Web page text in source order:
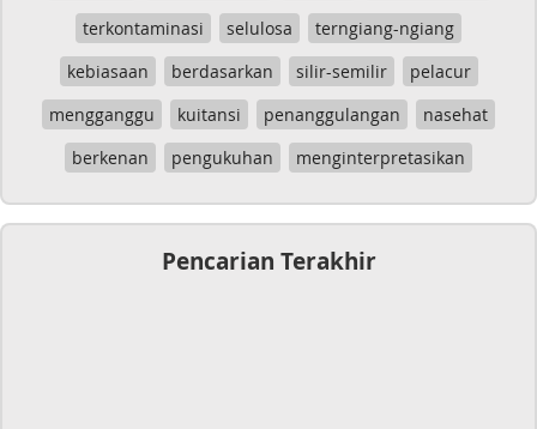
terkontaminasi
selulosa
terngiang-ngiang
kebiasaan
berdasarkan silir-semilir
pelacur
mengganggu
kuitansi penanggulangan
nasehat
berkenan
pengukuhan menginterpretasikan
Pencarian Terakhir